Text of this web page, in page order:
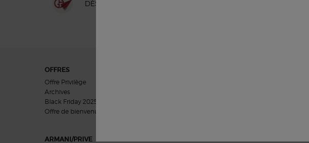
DÈS 50€ D'ACHAT
OFFRES
Offre Privilège
Archives
Black Friday 2025
Offre de bienvenue​​
ARMANI/PRIVE